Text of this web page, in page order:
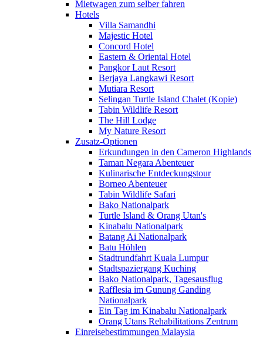
Mietwagen zum selber fahren
Hotels
Villa Samandhi
Majestic Hotel
Concord Hotel
Eastern & Oriental Hotel
Pangkor Laut Resort
Berjaya Langkawi Resort
Mutiara Resort
Selingan Turtle Island Chalet (Kopie)
Tabin Wildlife Resort
The Hill Lodge
My Nature Resort
Zusatz-Optionen
Erkundungen in den Cameron Highlands
Taman Negara Abenteuer
Kulinarische Entdeckungstour
Borneo Abenteuer
Tabin Wildlife Safari
Bako Nationalpark
Turtle Island & Orang Utan's
Kinabalu Nationalpark
Batang Ai Nationalpark
Batu Höhlen
Stadtrundfahrt Kuala Lumpur
Stadtspaziergang Kuching
Bako Nationalpark, Tagesausflug
Rafflesia im Gunung Ganding
Nationalpark
Ein Tag im Kinabalu Nationalpark
Orang Utans Rehabilitations Zentrum
Einreisebestimmungen Malaysia